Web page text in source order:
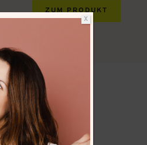
ZUM PRODUKT
X